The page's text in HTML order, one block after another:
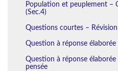
Population et peuplement –
(Sec.4)
Questions courtes – Révision
Question à réponse élaborée
Question à réponse
pensée